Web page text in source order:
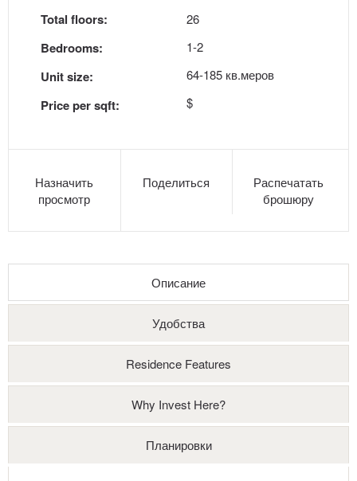
Total floors:
Bedrooms:
Unit size:
Price per sqft:
26
1-2
64-185 кв.меров
$
Назначить
просмотр
Поделиться
Распечатать
брошюру
Описание
Удобства
Residence Features
Why Invest Here?
Планировки